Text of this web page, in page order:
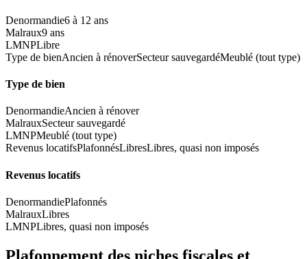
Denormandie6 à 12 ans
Malraux9 ans
LMNPLibre
Type de bienAncien à rénoverSecteur sauvegardéMeublé (tout type)
Type de bien
DenormandieAncien à rénover
MalrauxSecteur sauvegardé
LMNPMeublé (tout type)
Revenus locatifsPlafonnésLibresLibres, quasi non imposés
Revenus locatifs
DenormandiePlafonnés
MalrauxLibres
LMNPLibres, quasi non imposés
Plafonnement des niches fiscales et